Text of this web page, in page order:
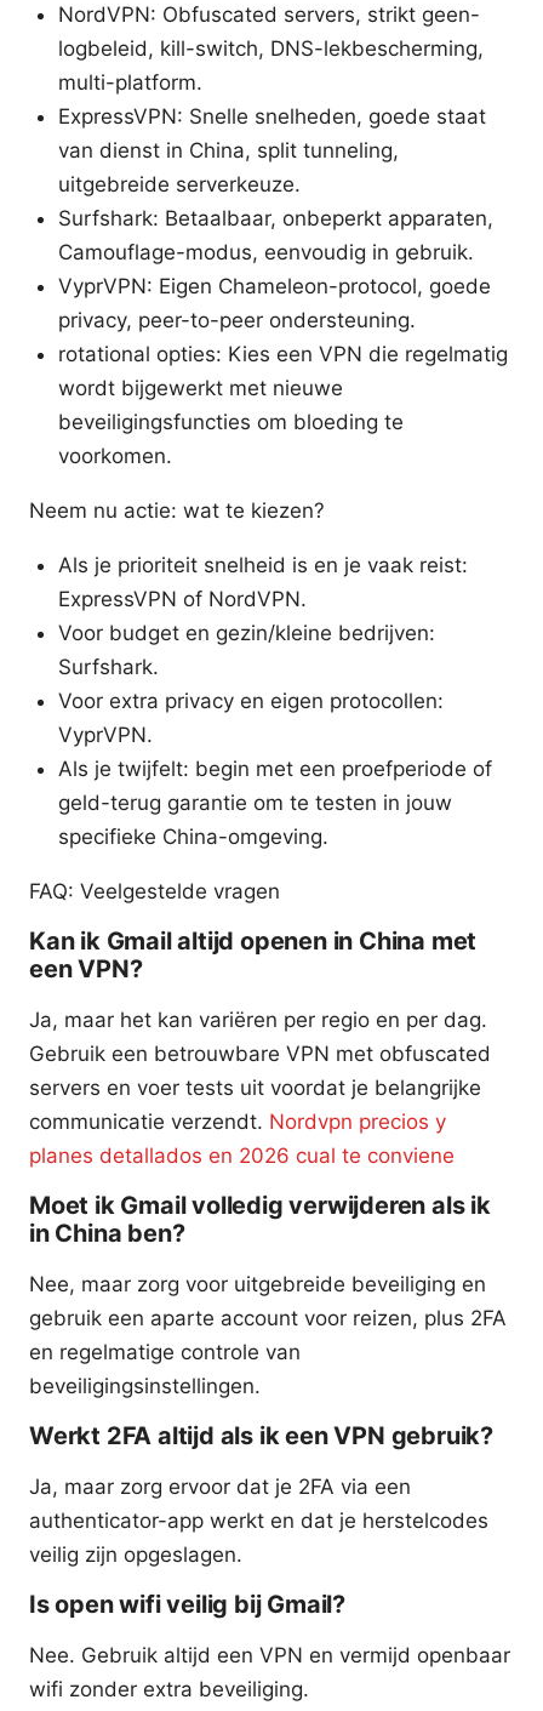
NordVPN: Obfuscated servers, strikt geen-
logbeleid, kill-switch, DNS-lekbescherming,
multi-platform.
ExpressVPN: Snelle snelheden, goede staat
van dienst in China, split tunneling,
uitgebreide serverkeuze.
Surfshark: Betaalbaar, onbeperkt apparaten,
Camouflage-modus, eenvoudig in gebruik.
VyprVPN: Eigen Chameleon-protocol, goede
privacy, peer-to-peer ondersteuning.
rotational opties: Kies een VPN die regelmatig
wordt bijgewerkt met nieuwe
beveiligingsfuncties om bloeding te
voorkomen.
Neem nu actie: wat te kiezen?
Als je prioriteit snelheid is en je vaak reist:
ExpressVPN of NordVPN.
Voor budget en gezin/kleine bedrijven:
Surfshark.
Voor extra privacy en eigen protocollen:
VyprVPN.
Als je twijfelt: begin met een proefperiode of
geld-terug garantie om te testen in jouw
specifieke China-omgeving.
FAQ: Veelgestelde vragen
Kan ik Gmail altijd openen in China met
een VPN?
Ja, maar het kan variëren per regio en per dag.
Gebruik een betrouwbare VPN met obfuscated
servers en voer tests uit voordat je belangrijke
communicatie verzendt. Nordvpn precios y
planes detallados en 2026 cual te conviene
Moet ik Gmail volledig verwijderen als ik
in China ben?
Nee, maar zorg voor uitgebreide beveiliging en
gebruik een aparte account voor reizen, plus 2FA
en regelmatige controle van
beveiligingsinstellingen.
Werkt 2FA altijd als ik een VPN gebruik?
Ja, maar zorg ervoor dat je 2FA via een
authenticator-app werkt en dat je herstelcodes
veilig zijn opgeslagen.
Is open wifi veilig bij Gmail?
Nee. Gebruik altijd een VPN en vermijd openbaar
wifi zonder extra beveiliging.